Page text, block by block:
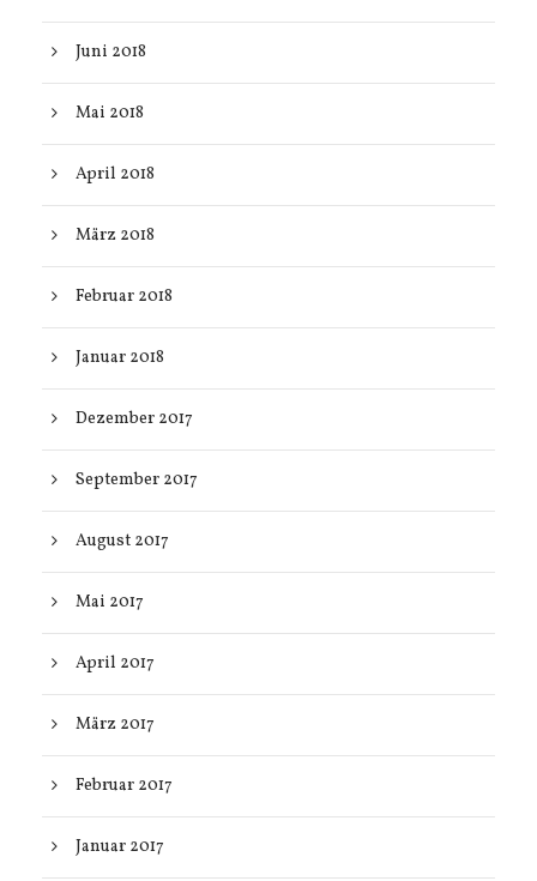
Juni 2018
Mai 2018
April 2018
März 2018
Februar 2018
Januar 2018
Dezember 2017
September 2017
August 2017
Mai 2017
April 2017
März 2017
Februar 2017
Januar 2017